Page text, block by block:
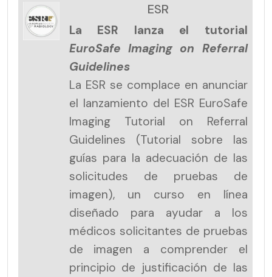
ESR
La ESR lanza el tutorial
EuroSafe Imaging on Referral
Guidelines
La ESR se complace en anunciar
el lanzamiento del ESR EuroSafe
Imaging Tutorial on Referral
Guidelines (Tutorial sobre las
guías para la adecuación de las
solicitudes de pruebas de
imagen), un curso en línea
diseñado para ayudar a los
médicos solicitantes de pruebas
de imagen a comprender el
principio de justificación de las